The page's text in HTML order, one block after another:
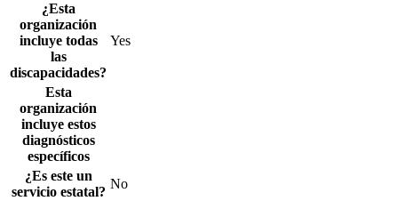
¿Esta
organización
incluye todas
las
discapacidades?
Yes
Esta
organización
incluye estos
diagnósticos
específicos
¿Es este un
servicio estatal?
No